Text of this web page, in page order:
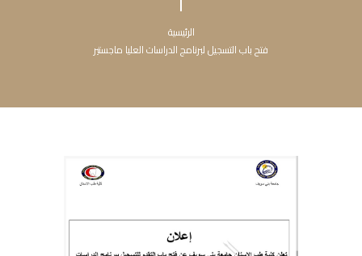
الرئيسية
فتح باب التسجيل لبرنامج الدراسات العليا ماجستير